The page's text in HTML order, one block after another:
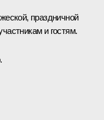
праздничной
и гостям.